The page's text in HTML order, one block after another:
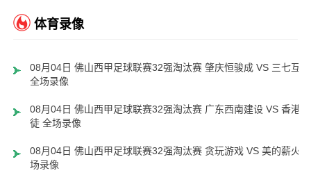
体育录像
08月04日 佛山西甲足球联赛32强淘汰赛 肇庆恒骏成 VS 三七互娱
全场录像
08月04日 佛山西甲足球联赛32强淘汰赛 广东西南建设 VS 香港圣
徒 全场录像
08月04日 佛山西甲足球联赛32强淘汰赛 贪玩游戏 VS 美的薪火
场录像